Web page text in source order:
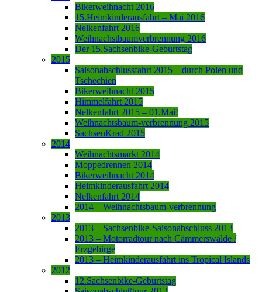
Bikerweihnacht 2016
15.Heimkinderausfahrt – Mai 2016
Nelkenfahrt 2016
Weihnachstbaumverbrennung 2016
Der 15.Sachsenbike-Geburtstag
2015
Saisonabschlussfahrt 2015 – durch Polen und
Tschechien
Bikerweihnacht 2015
Himmelfahrt 2015
Nelkenfahrt 2015 – 01.Mai!
Weihnachtsbaum-verbrennung 2015
SachsenKrad 2015
2014
Weihnachtsmarkt 2014
Moppedrennen 2014
Bikerweihnacht 2014
Heimkinderausfahrt 2014
Nelkenfahrt 2014
2014 – Weihnachtsbaum-verbrennung
2013
2013 – Sachsenbike-Saisonabschluss 2013
2013 – Motorradtour nach Cämmerswalde /
Erzgebirge
2013 – Heimkinderausfahrt ins Tropical Islands
2012
12.Sachsenbike-Geburtstag